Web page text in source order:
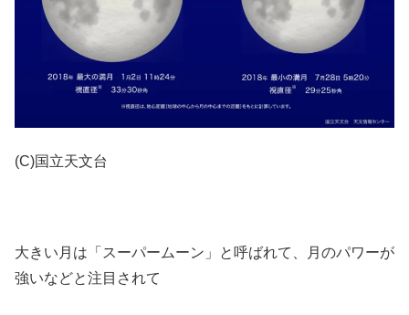
(C)国立天文台
大きい月は「スーパームーン」と呼ばれて、月のパワーが
強いなどと注目されて